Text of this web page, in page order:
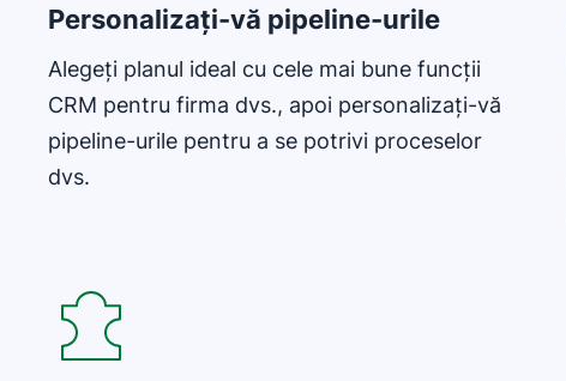
Personalizați-vă pipeline-urile
Alegeți planul ideal cu cele mai bune funcții
CRM pentru firma dvs., apoi personalizați-vă
pipeline-urile pentru a se potrivi proceselor
dvs.